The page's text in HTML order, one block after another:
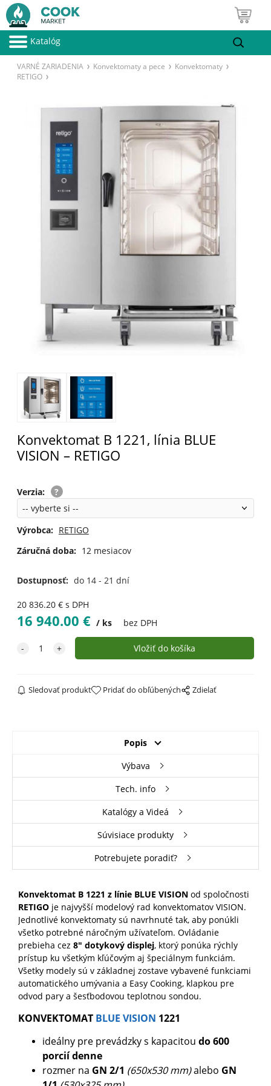
Katalóg
VARNÉ ZARIADENIA Konvektomaty a pece
Konvektomaty
RETIGO
Konvektomat B 1221, línia BLUE
VISION – RETIGO
Verzia:
Výrobca: RETIGO
Záručná doba: 12 mesiacov
Dostupnosť: do 14 - 21 dní
20 836.20€ s DPH
16 940.00 € ks bez DPH
Sledovať produkt Pridať do obľúbených Zdielať
Popis
Výbava
Tech. info
Katalógy a Videá
Súvisiace produkty
Potrebujete poradiť?
Konvektomat B 1221 z línie BLUE VISIONod spoločnosti
RETIGO je najvyšší modelový rad konvektomatov VISION.
Jednotlivé konvektomaty sú navrhnuté tak, aby ponúkli
všetko potrebné náročným užívateľom. Ovládanie
prebieha cez 8" dotykový displej, ktorý ponúka rýchly
prístup ku všetkým kľúčovým aj špeciálnym funkciám.
Všetky modely sú v základnej zostave vybavené funkciami
automatického umývania a Easy Cooking, klapkou pre
odvod pary a šesťbodovou teplotnou sondou.
KONVEKTOMAT BLUE VISION 1221
ideálny pre prevádzky s kapacitou do 600
porcií denne
rozmer na GN 2/1 (650x530 mm)alebo GN